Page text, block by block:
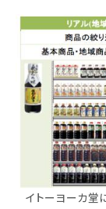
イトーヨーカ堂